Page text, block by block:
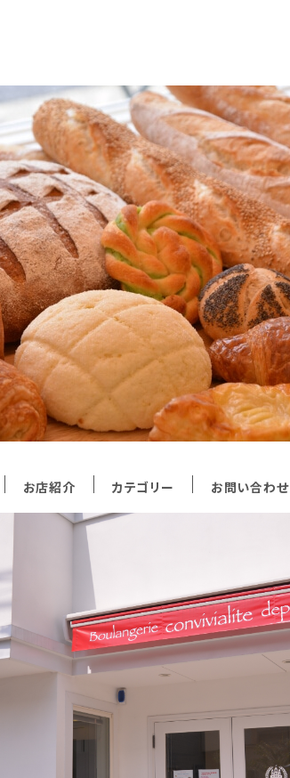
お店紹介 カテゴリー お問い合わせ